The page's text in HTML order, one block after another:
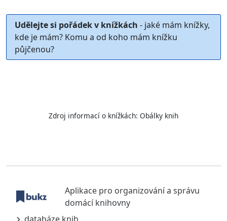
Udělejte si pořádek v knížkách - jaké mám knížky,
kde je mám? Komu a od koho mám knížku
půjčenou?
Zdroj informací o knížkách: Obálky knih
Aplikace pro organizování a správu
domácí knihovny